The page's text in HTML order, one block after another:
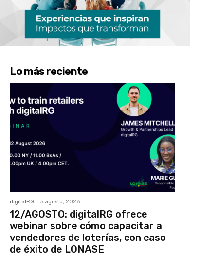
Lo más reciente
digitalRG 5 agosto, 2026
12/AGOSTO: digitalRG ofrece
webinar sobre cómo capacitar a
vendedores de loterías, con caso
de éxito de LONASE